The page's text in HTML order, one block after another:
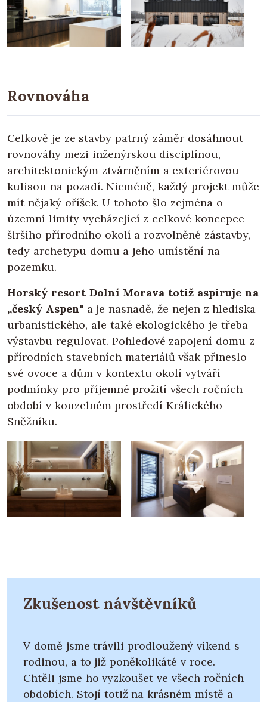
Rovnováha
Celkově je ze stavby patrný záměr dosáhnout
rovnováhy mezi inženýrskou disciplínou,
architektonickým ztvárněním a exteriérovou
kulisou na pozadí. Nicméně, každý projekt může
mít nějaký oříšek. U tohoto šlo zejména o
územní limity vycházející z celkové koncepce
širšího přírodního okolí a rozvolněné zástavby,
tedy archetypu domu a jeho umístění na
pozemku.
Horský resort Dolní Morava totiž aspiruje na
„český Aspen" a je nasnadě, že nejen z hlediska
urbanistického, ale také ekologického je třeba
výstavbu regulovat. Pohledové zapojení domu z
přírodních stavebních materiálů však přineslo
své ovoce a dům v kontextu okolí vytváří
podmínky pro příjemné prožití všech ročních
období v kouzelném prostředí Králického
Sněžníku.
Zkušenost návštěvníků
V domě jsme trávili prodloužený víkend s
rodinou, a to již poněkolikáté v roce.
Chtěli jsme ho vyzkoušet ve všech ročních
obdobích. Stojí totiž na krásném místě a